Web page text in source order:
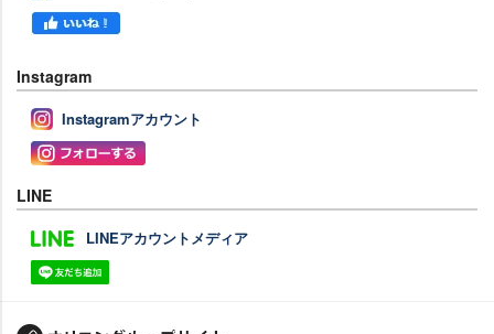
Instagram
Instagramアカウント
LINE
LINEアカウントメディア